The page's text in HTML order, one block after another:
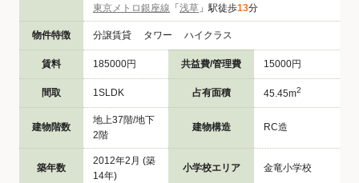
東京メトロ銀座線 「 浅草 」駅徒歩13分
物件特徴 分譲賃貸 タワー ハイクラス
賃料 185000円 共益費/管理費 15000円
間取 1SLDK 占有面積 45.45m2
建物階数
地上37階/地下
2階
建物構造 RC造
築年数
2012年2月 (築
14年)
小学校エリア 金竜小学校